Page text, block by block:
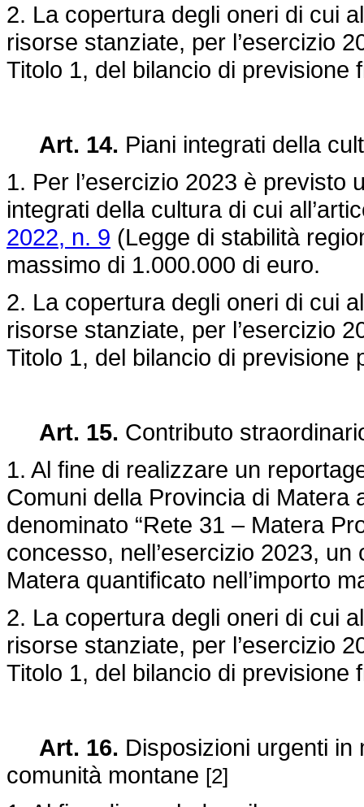
2. La copertura degli oneri di cui
risorse stanziate, per l’esercizio
Titolo 1, del bilancio di previsione
Art. 14. Piani integrati della
1. Per l’esercizio 2023 è previsto
integrati della cultura di cui
2022, n. 9 (Legge di stabilità
massimo di 1.000.000 di euro.
2. La copertura degli oneri di cui
risorse stanziate, per l’esercizio
Titolo 1, del bilancio di previsione
Art. 15. Contributo
1. Al fine di realizzare un
Comuni della Provincia di
denominato “Rete 31 – Matera
concesso, nell’esercizio 2023,
Matera quantificato nell’importo
2. La copertura degli oneri di cui
risorse stanziate, per l’esercizio
Titolo 1, del bilancio di previsione
Art. 16. Disposizioni urgenti
comunità montane [2]